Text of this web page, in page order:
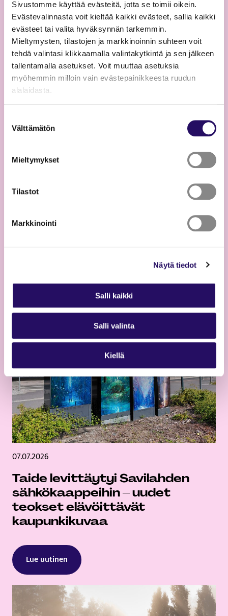
Sivustomme käyttää evästeitä, jotta se toimii oikein.
Evästevalinnasta voit kieltää kaikki evästeet, sallia kaikki
evästeet tai valita hyväksynnän tarkemmin.
Mieltymysten, tilastojen ja markkinoinnin suhteen voit
tehdä valintasi klikkaamalla valintakytkintä ja sen jälkeen
tallentamalla asetukset. Voit muuttaa asetuksia
myöhemmin milloin vain evästepainikkeesta ruudun
alalaidasta.
Lue lisää sivustostamme ja evästeistä
valinta
Välttämätön
Mieltymykset
Tilastot
Markkinointi
Näytä tiedot
Salli kaikki
Salli valinta
Kiellä
Lue lisää
Timo Kokon taideteos valmistui
07.07.2026
Taide levittäytyi Savilahden
sähkökaappeihin – uudet
teokset elävöittävät
kaupunkikuvaa
Lue uutinen